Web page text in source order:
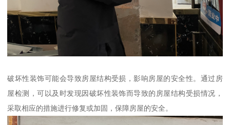
破坏性装饰可能会导致房屋结构受损，影响房屋的安全性。通过房
屋检测，可以及时发现因破坏性装饰而导致的房屋结构受损情况，
采取相应的措施进行修复或加固，保障房屋的安全。